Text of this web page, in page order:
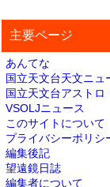
主要ページ
あんてな
国立天文台天文ニュ
国立天文台アストロ
VSOLJニュース
このサイトについて
プライバシーポリシ
編集後記
望遠鏡日誌
編集者について